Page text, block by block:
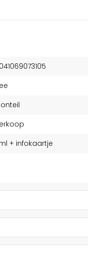
+ infokaartje